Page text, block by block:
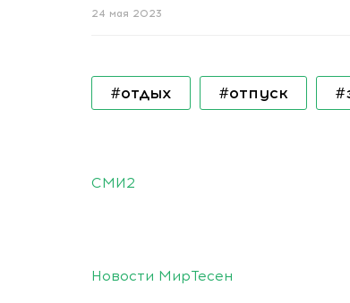
24 мая 2023
#отдых #отпуск
СМИ2
Новости МирТесен